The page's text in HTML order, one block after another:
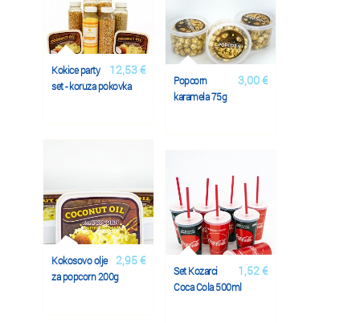
12,53 €
Kokice party
set - koruza pokovka
3,00 €
Popcorn
karamela 75g
2,95 €
Kokosovo olje
za popcorn 200g
1,52 €
Set Kozarci
Coca Cola 500ml